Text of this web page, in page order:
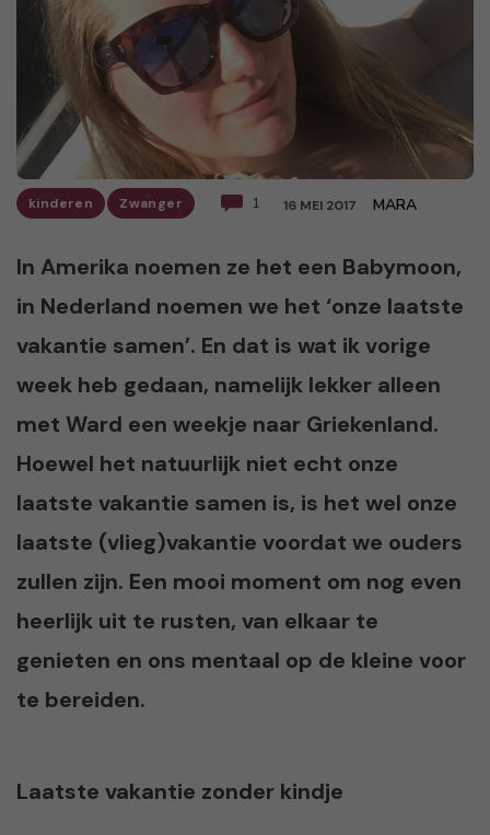
kinderen Zwanger 1 16 MEI 2017 MARA
In Amerika noemen ze het een Babymoon,
in Nederland noemen we het ‘onze laatste
vakantie samen’. En dat is wat ik vorige
week heb gedaan, namelijk lekker alleen
met Ward een weekje naar Griekenland.
Hoewel het natuurlijk niet echt onze
laatste vakantie samen is, is het wel onze
laatste (vlieg)vakantie voordat we ouders
zullen zijn. Een mooi moment om nog even
heerlijk uit te rusten, van elkaar te
genieten en ons mentaal op de kleine voor
te bereiden.
Laatste vakantie zonder kindje